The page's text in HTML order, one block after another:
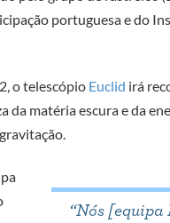
portuguesa e do
o telescópio Euclid irá
da matéria escura e da
“Nós [equipa